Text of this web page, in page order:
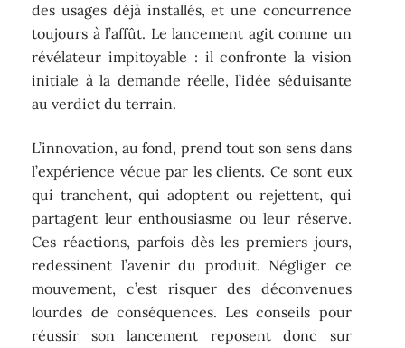
des usages déjà installés, et une concurrence
toujours à l’affût. Le lancement agit comme un
révélateur impitoyable : il confronte la vision
initiale à la demande réelle, l’idée séduisante
au verdict du terrain.
L’innovation, au fond, prend tout son sens dans
l’expérience vécue par les clients. Ce sont eux
qui tranchent, qui adoptent ou rejettent, qui
partagent leur enthousiasme ou leur réserve.
Ces réactions, parfois dès les premiers jours,
redessinent l’avenir du produit. Négliger ce
mouvement, c’est risquer des déconvenues
lourdes de conséquences. Les conseils pour
réussir son lancement reposent donc sur